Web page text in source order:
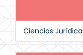
Ciencias